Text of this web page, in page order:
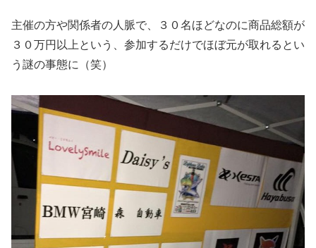
主催の方や関係者の人脈で、３０名ほどなのに商品総額が
３０万円以上という、参加するだけでほぼ元が取れるとい
う謎の事態に（笑）